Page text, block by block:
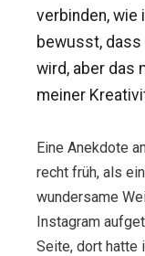
verbinden, wie
bewusst,
wird, aber das
meiner
Eine Anekdote
recht früh, als
wundersame
Instagram
Seite, dort hatte